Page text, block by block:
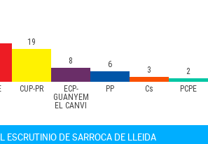
CUP-PR
ECP-
GUANYEM
EL CANVI
PP Cs PCPE
19
8
6
3 2
ESCRUTINIO DE SARROCA DE LLEIDA